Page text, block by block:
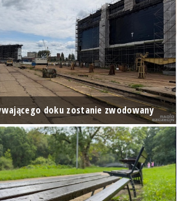
doku zostanie zwodowany